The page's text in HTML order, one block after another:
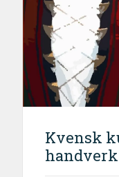
Kvensk
handverk